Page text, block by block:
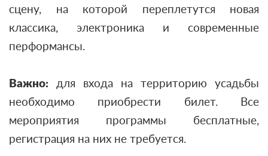
сцену, на которой переплетутся новая
классика, электроника и современные
перформансы.
Важно: для входа на территорию усадьбы
необходимо приобрести билет. Все
мероприятия программы бесплатные,
регистрация на них не требуется.